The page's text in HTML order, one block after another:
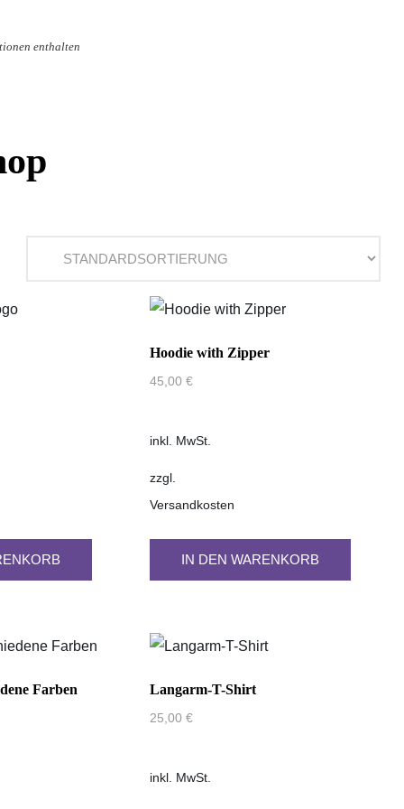
enthalten
Hoodie with Zipper
45,00 €
inkl. MwSt.
zzgl.
Versandkosten
IN DEN WARENKORB
Farben Langarm-T-Shirt
25,00 €
inkl. MwSt.